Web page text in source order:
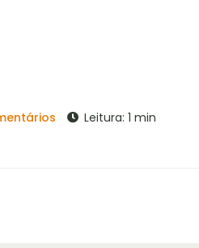
Leitura: 1 min